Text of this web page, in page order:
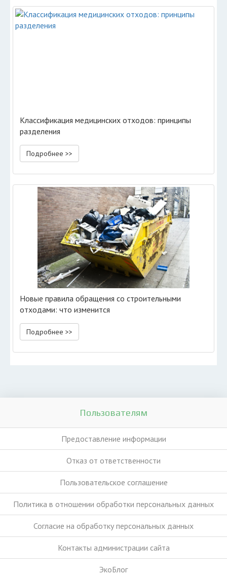
Классификация медицинских отходов: принципы
разделения
Подробнее >>
Новые правила обращения со строительными
отходами: что изменится
Подробнее >>
Пользователям
Предоставление информации
Отказ от ответственности
Пользовательское соглашение
Политика в отношении обработки персональных данных
Согласие на обработку персональных данных
Контакты администрации сайта
ЭкоБлог